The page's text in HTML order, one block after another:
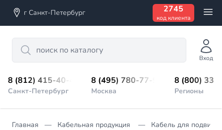
г Санкт-Петербург 2745
код клиента
Search
Вход
8 (812) 415-40-45
Санкт-Петербург
8 (495) 780-77-98
Москва
8 (800)
Регионы
Главная Кабельная продукция Кабель для